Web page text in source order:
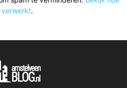
verwerkt.